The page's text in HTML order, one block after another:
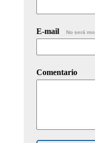
E-mail No será
Comentario